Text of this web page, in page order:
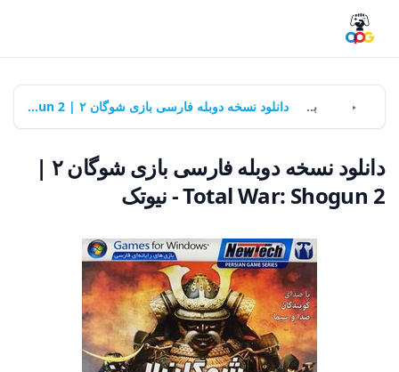
بازی‌ها دانلود نسخه دوبله فارسی بازی شوگان ۲ | Total War: Shogun 2 - نیوتک
دانلود نسخه دوبله فارسی بازی شوگان ۲ |
Total War: Shogun 2 - نیوتک